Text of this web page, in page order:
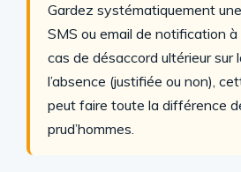
Gardez systématiquement
SMS ou email de notification à
cas de désaccord ultérieur sur
l’absence (justifiée ou non),
peut faire toute la différence
prud’hommes.